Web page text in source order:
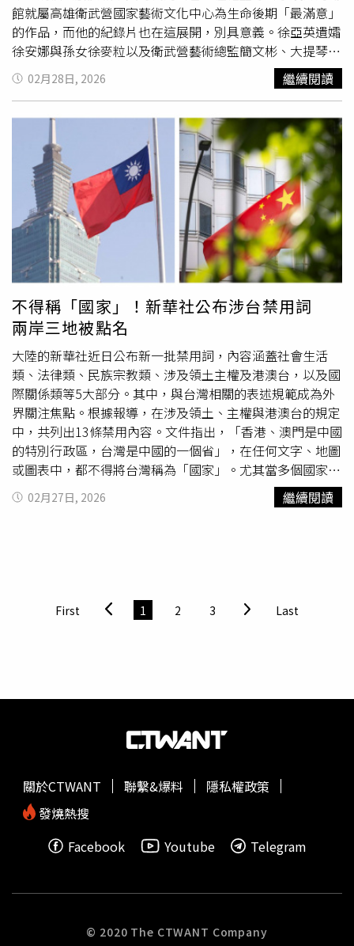
了國家安全及世界自由，美國方面認為擁有格陵蘭的所有權
及控制權是絕對必要」，不知丹麥方在收到派令後，作何感
想？川普曾誓言將在上任後第一天解決俄烏戰爭，事後卻表
示只是in jest，然而據CNN統計，同樣的承諾川普至少講了
53次，當真是in jest所以才可以隨口說說不當真？新的地緣
經濟下，台灣要如何自救？自小習得與國際運作有關之理論
已不適用今日，如同美國著名專欄作家所言 The America
you knew Is over，舊的遊戲規則（如自由貿易及全球化）
不復存在，莫再用過往思維思考新的局勢。現在我們唯一可
與世界連接的臍帶似乎只剩美國，其他各國共享的好處我們
不得而知，處境辛苦。仔細思考，我們還有些方式可以試
試，例如：ECFA（緩和兩岸關係）、EFTA（台灣當年參加
WTO談判時的人才都已退休，EFTA不失為練兵機會）以及
MPIA，MPIA為WTO下機制，各國因不滿美國牽制上訴制
度，故於2020年成立MPIA，台灣有WTO資格卻沒參加
年發表一個光譜，兩端以各國對美態度分為FAFO及TACO，
由此圖可知，台灣在國際眼光其實如同委內瑞拉、伊朗、烏
克蘭，反觀光譜另一側（TACO）的代表國中國，對美態度
堅決不從。平心而論，國際社會並不認同我們是一個legal
entity，近日加拿大總理卡尼疾呼middle power團結合作，
但我們有何價值被國際認可為middle power？是能源？是
糧食？是核彈？還是半導體？Think big start small，務實
做事，相信終有我們自證價值之時。
中國外交部長王毅會面。2次會談都在中國以外的國際會議
場合進行，其中最近1次是在上個月舉行的慕尼黑安全會議
（Munich Security Conference）期間。非營利及非政府組
織「國際危機組織」（International Crisis Group）高級研
究與政策倡議顧問懷恩（Ali Wyne）則表示，盧比歐因同時
擔任國務卿與國家安全顧問，擁有「不成比例的政策制定影
響力。」他分析：「中國官員會樂於傳達這樣1個訊息，那
就是盧比歐接受了前往北京的邀請，而當他還是被制裁的參
議員時，很可能會以拒絕這樣的邀請為榮。如今出於政治現
實的考量，他不僅接受邀請，還為1項中國政策的路線背
書，而這條路線在他出任國務卿之前，很可能會遭到還是參
議員的自己的強烈批評。」
展覽。文化局表示，新竹市近年持續推動多元藝文展覽，目
前新竹市美術館正展出「城市畫卷：故宮X新竹數位特
展」，展期至5月10日；黑蝙蝠中隊文物陳列館則推出《暗
影任務．蝙蝠回聲》特展，展期至116年底。此外，文化藝
廊「別存古意－2026大觀十秀書法聯展」及新竹241藝術空
間「第24屆風城美展」展期皆至3月15日。市府未來將持續
推出更多藝文活動，邀請市民走進展場，感受新竹豐富的文
化能量。
館就屬高雄衛武營國家藝術文化中心為生命後期「最滿意」
的作品，而他的紀錄片也在這展開，別具意義。徐亞英遺孀
徐安娜與孫女徐麥粒以及衛武營藝術總監簡文彬、大提琴家
張正傑當天皆到場，徐安娜在活動上感性地說：「這麼多機
會做了很多的工程，這也是他（徐亞英）的心願。」致詞完
建築歌唱～徐亞英的交響人生》徐亞英老婆徐安娜與孫女徐
麥粒現身力挺。（圖／牽猴子提供）《讓建築歌唱～徐亞英
的交響人生》在高雄衛武營國家藝術文化中心舉辦首映會，
帶領觀眾走進已故國際建築聲學大師徐亞英的世界。（圖／
牽猴子提供）《讓建築歌唱～徐亞英的交響人生》由導演楊
守義歷時多年拍攝，提到徐亞英不只是研究「聲音」的工程
師，而是帶領人們重新「聽見」世界的人。徐亞英生前總
說：「聲音不是科技的附屬品，而是人類感知世界的方
式。」導演楊守義也提到徐亞英對於自己作品的熱衷程度：
「徐亞英老師曾經看著自己的建築，一直往後退一直往後
退，最後被一輛私人的車直接撞過去，老婆當時也是很擔
心，還好最後化險為夷。」值得一提的是，當紀錄片在這座
「會呼吸的音樂廳」中放映，彷彿讓徐亞英的人生與建築理
念在空間裡再次共鳴，導演楊守義也在現場分享，許多人乍
看「建築聲學」以為題材很硬，但其實電影有溫度、有知識
也有情感；走進戲院，觀眾就能更直觀地理解什麼是「擴
散」、什麼是「殘響」，將看似不可變的公式轉化為各種空
間尺度都能成立的聲音解方，甚至讓一處場域成為帶動地方
的文化節點；他更邀請觀眾成為「擴散人」，一起把徐亞英
生命留下的美好殘響持續傳遞出去。同時，楊守義也特別感
謝本片音樂製作的關鍵夥伴到場，並分享本片聲音製作在歐
越歐亞大陸的聲音旅程。徐亞英1934年生於天津，畢業於
大學建築系，早年師承梁思成，1957年赴法國深造，
以及亞洲多座指標性場館；在台灣，臺北小巨蛋、高雄流行
武營國家藝術文化中心等重要文化建設，為台灣聲學工程立
下關鍵里程碑。27日的首映會上也邀請建築、音樂與文化界
座聲音殿堂中，與徐亞英一同走過半世紀的交響人生。《讓
建築歌唱～徐亞英的交響人生》3月13日一起聽見建築的聲
02月28日, 2026 繼續閱讀
不得稱「國家」！新華社公布涉台禁用詞
兩岸三地被點名
大陸的新華社近日公布新一批禁用詞，內容涵蓋社會生活
類、法律類、民族宗教類、涉及領土主權及港澳台，以及國
際關係類等5大部分。其中，與台灣相關的表述規範成為外
界關注焦點。根據報導，在涉及領土、主權與港澳台的規定
中，共列出13條禁用內容。文件指出，「香港、澳門是中國
的特別行政區，台灣是中國的一個省」，在任何文字、地圖
或圖表中，都不得將台灣稱為「國家」。尤其當多個國家與
地區名稱並列使用時，必須完整標示「國家和地區」字樣，
不得遺漏。文件並強調，「台灣與祖國大陸」為對應概念，
提及，須加引號處理，例如台灣「立法院」、「行政院」、
「監察院」、「選委會」等。文件亦指出，不得直接使用
物院」等名稱同樣須以引號標示。條文亦明確表示，「嚴禁
使加註引號亦不得使用。對於台灣施行的所謂「法律」，應
改稱為「台灣地區的有關規定」。在涉及兩岸法律事務往來
國際法用語。在兩岸與港澳相關表述方面，新規定指出，不
得將海峽兩岸與香港並稱為「兩岸三地」。應將「港澳台遊
遊」。文件並界定，「台灣」與「祖國大陸（或大陸）」、
華道教文化團體聯合會」等，報導時亦須加引號。文件最後
02月27日, 2026 繼續閱讀
First 1 2 3 Last
關於CTWANT 聯繫&爆料
隱私權政策
發燒熱搜
Facebook
Youtube Telegram
© 2020 The CTWANT Company